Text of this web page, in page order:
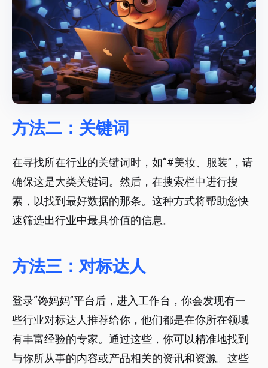
方法二：关键词
在寻找所在行业的关键词时，如“#美妆、服装”，请
确保这是大类关键词。然后，在搜索栏中进行搜
索，以找到最好数据的那条。这种方式将帮助您快
速筛选出行业中最具价值的信息。
方法三：对标达人
登录“馋妈妈”平台后，进入工作台，你会发现有一
些行业对标达人推荐给你，他们都是在你所在领域
有丰富经验的专家。通过这些，你可以精准地找到
与你所从事的内容或产品相关的资讯和资源。这些